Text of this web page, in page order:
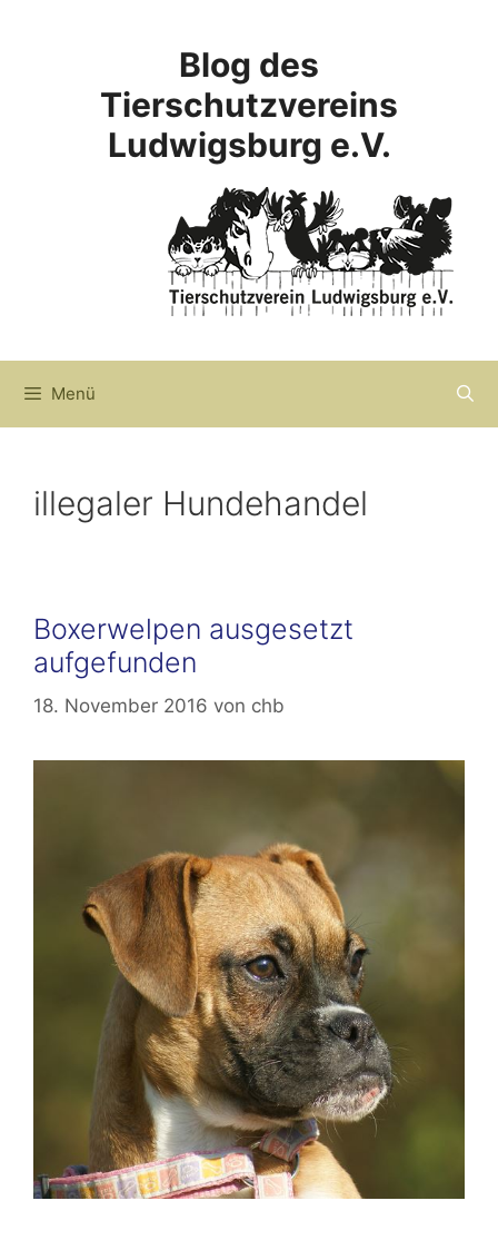
Blog des
Tierschutzvereins
Ludwigsburg e.V.
Menü
illegaler Hundehandel
Boxerwelpen ausgesetzt
aufgefunden
18. November 2016 von chb